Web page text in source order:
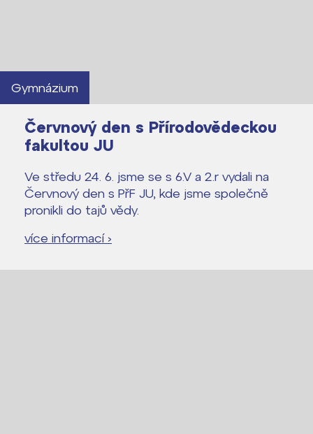
Gymnázium
Červnový den s Přírodovědeckou
fakultou JU
Ve středu 24. 6. jsme se s 6.V a 2.r vydali na
Červnový den s PřF JU, kde jsme společně
pronikli do tajů vědy.
více informací ›
Lidé často hledají
Proč se stát studentem Gymnázia